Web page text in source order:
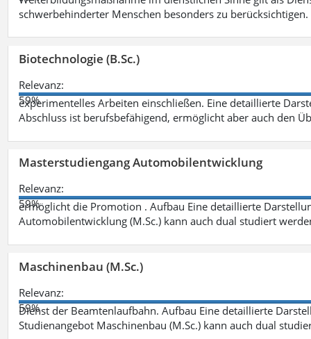
schwerbehinderter Menschen besonders zu berücksichtigen.
Biotechnologie (B.Sc.)
Relevanz:
59%
experimentelles Arbeiten einschließen. Eine detaillierte
Abschluss ist berufsbefähigend, ermöglicht aber auch den
Masterstudiengang Automobilentwicklung
Relevanz:
59%
ermöglicht die Promotion . Aufbau Eine detaillierte
Automobilentwicklung (M.Sc.) kann auch dual studiert
Maschinenbau (M.Sc.)
Relevanz:
59%
Dienst der Beamtenlaufbahn. Aufbau Eine detaillierte
Studienangebot Maschinenbau (M.Sc.) kann auch dual